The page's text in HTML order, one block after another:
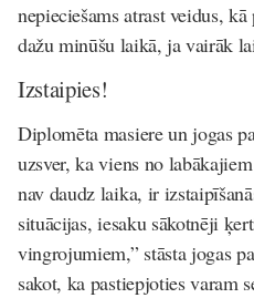
nepieciešams atrast veidus,
dažu minūšu laikā, ja vairāk
Izstaipies!
Diplomēta masiere un jogas
uzsver, ka viens no
nav daudz laika, ir
situācijas, iesaku sākotnēji
vingrojumiem,” stāsta jogas
sakot, ka pastiepjoties varam